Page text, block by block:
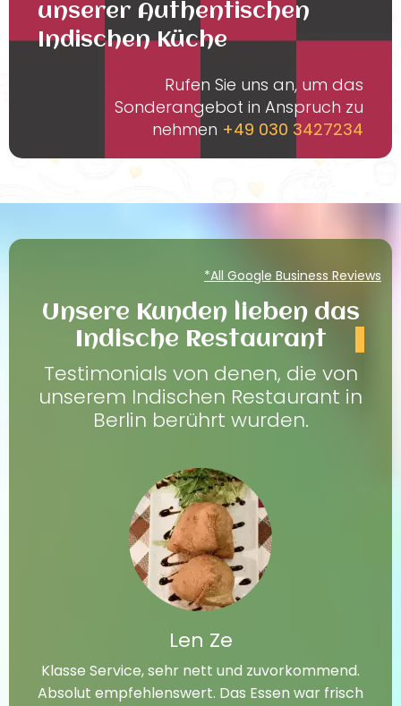
unserer Authentischen
Indischen Küche
Rufen Sie uns an, um das
Sonderangebot in Anspruch zu
nehmen +49 030 3427234
*All Google Business Reviews
Unsere Kunden lieben das
Indische Restaurant
Testimonials von denen, die von
unserem Indischen Restaurant in
Berlin berührt wurden.
Len Ze
Klasse Service, sehr nett und zuvorkommend.
Absolut empfehlenswert. Das Essen war frisch